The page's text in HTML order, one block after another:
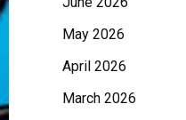
May 2026
April 2026
March 2026